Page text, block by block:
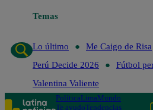
Temas
Lo último
Me Caigo de Risa
Perú Decide 2026
Fútbol
Valentina Valiente
PolíticaLimaMundo
Te ayudoTendencias